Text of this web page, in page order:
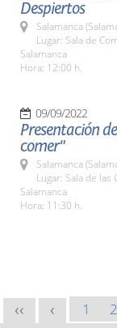
Despiertos
Salamanca
Lugar: Sala de
Salamanca
Hora: 12:00 h.
09/09/2022
Presentación
comer"
Salamanca
Lugar: Sala de
Salamanca
Hora: 11:30 h.
<< < 1 2